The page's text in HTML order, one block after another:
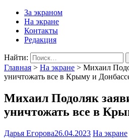
За экраном
На экране
Контакты
Редакция
Найти:
Главная > На экране > Михаил
уничтожать все в Крыму и
Михаил Подоляк
уничтожать все в
Дарья Егорова26.04.2023 На экране